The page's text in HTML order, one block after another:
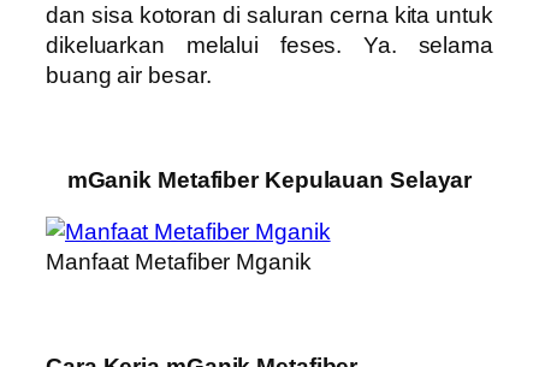
dan sisa kotoran di saluran cerna kita untuk
dikeluarkan melalui feses. Ya. selama
buang air besar.
mGanik Metafiber Kepulauan Selayar
Manfaat Metafiber Mganik